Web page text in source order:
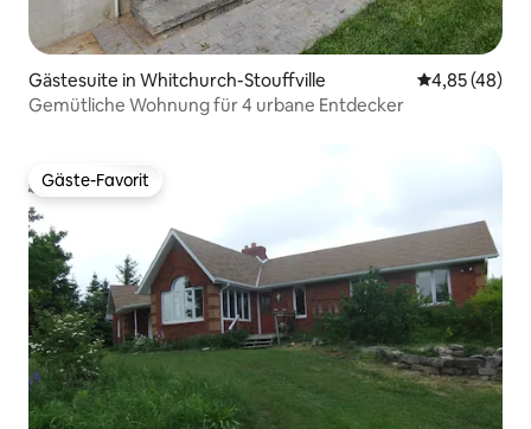
Gästesuite in Whitchurch-Stouffville
4,85 (48)
Gemütliche Wohnung für 4 urbane Entdecker
Gäste-Favorit
Gäste-Favorit